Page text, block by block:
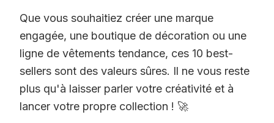
Que vous souhaitiez créer une marque
engagée, une boutique de décoration ou une
ligne de vêtements tendance, ces 10 best-
sellers sont des valeurs sûres. Il ne vous reste
plus qu'à laisser parler votre créativité et à
lancer votre propre collection ! 🚀